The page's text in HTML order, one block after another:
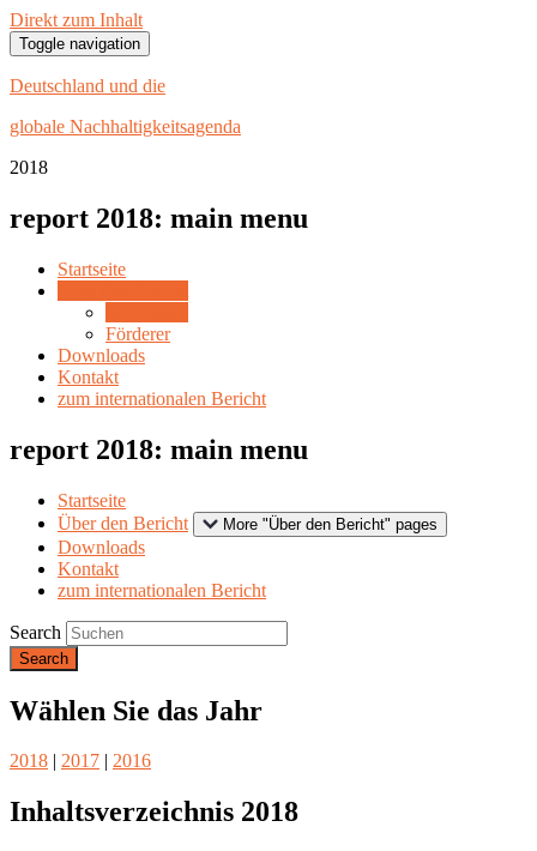
Direkt zum Inhalt
Toggle navigation
Deutschland und die
globale Nachhaltigkeitsagenda
2018
report 2018: main menu
Startseite
Förderer
Downloads
Kontakt
zum internationalen Bericht
report 2018: main menu
Startseite
Über den Bericht
More "Über den Bericht" pages
Downloads
Kontakt
zum internationalen Bericht
Search
Wählen Sie das Jahr
2018 | 2017 | 2016
Inhaltsverzeichnis 2018